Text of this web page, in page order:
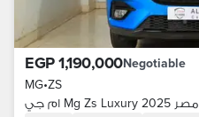
EGP 1,190,000Negotiable
MG•ZS